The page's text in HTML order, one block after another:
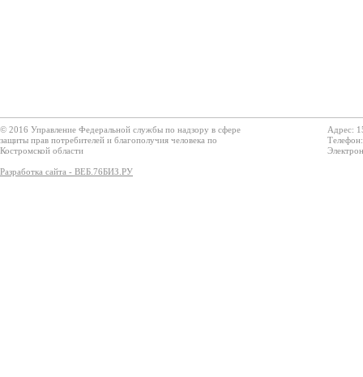
© 2016 Управление Федеральной службы по надзору в сфере
защиты прав потребителей и благополучия человека по
Костромской области
Разработка сайта - ВЕБ.76БИЗ.РУ
Адрес: